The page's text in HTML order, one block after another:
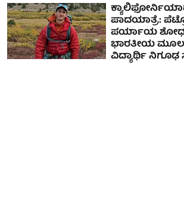
ಪಾದಯಾತ್ರೆ:
ಪರ್ಯಾಯ
ಭಾರತೀಯ
ವಿದ್ಯಾರ್ಥಿ ನಿಗೂಢ